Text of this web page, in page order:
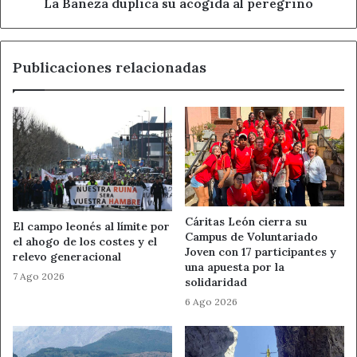
concreto para la vida propia y la de los
demás, elevando exponencialmente la
posibilidad de un siniestro vial dramático»,
recuerdan desde la Guardia Civil.
El poder de un testigo: aviso al
062 y App Alertcops
Este caso pone de relieve el creciente rechazo social
hacia los delincuentes viales. La Guardia Civil ha
agradecido públicamente al ciudadano que aportó la
grabación, subrayando que la sociedad española está cada
vez más concienciada.
La Bañeza duplica su acogida al peregrino
Publicaciones relacionadas
El campo leonés al límite por
el ahogo de los costes y el
relevo generacional
7 Ago 2026
Cáritas León cierra su
Campus de Voluntariado
Joven con 17 participantes y
una apuesta por la
solidaridad
6 Ago 2026